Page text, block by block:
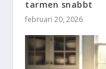
tarmen snabbt
februari 20, 2026